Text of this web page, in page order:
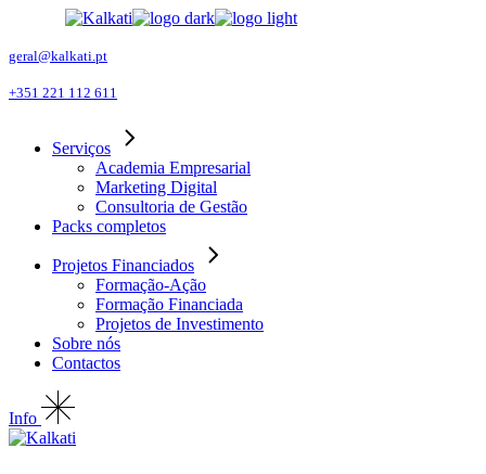
the
geral@kalkati.pt
+351 221 112 611
Serviços
Academia Empresarial
Marketing Digital
Consultoria de Gestão
Packs completos
Projetos Financiados
Formação-Ação
Formação Financiada
Projetos de Investimento
Sobre nós
Contactos
Info